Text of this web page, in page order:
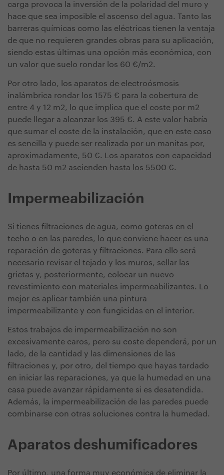
carga provoca la inversión de la polaridad del muro y
hace que sea imposible el ascenso del agua. Tanto las
barreras químicas como las eléctricas tienen la ventaja
de que no requieren grandes obras para su aplicación,
siendo estas últimas una opción más económica, con
un valor que suelo rondar los 60 €/m2.
Por otro lado, los aparatos de electroósmosis
inalámbrica rondar los 1575 € para la cobertura de
entre 4 y 12 m2, lo que implica que el coste por m2
puede llegar a alcanzar los 395 €. A este valor habría
que sumar el coste de la instalación, que en este caso
es sencilla y puede ser realizada por un manitas por,
aproximadamente, 50 €. Los aparatos con capacidad
de hasta 50 m2 ascienden hasta los 5500 €.
Impermeabilización
Si tienes filtraciones de agua, como goteras en el
techo o en las paredes, lo que conviene hacer es una
reparación de goteras y filtraciones. Para ello será
necesario revisar el tejado y los muros, sellar las
grietas y, posteriormente, colocar un nuevo
revestimiento con materiales impermeabilizantes. Lo
mejor es aplicar también una pintura
impermeabilizante y con fungicidas en el interior.
Estos trabajos de impermeabilización no son
excesivamente caros, pero su coste dependerá, por un
lado, de la cantidad y las dimensiones de las
filtraciones y, por otro, del tiempo que hayas tardado
en iniciar las reparaciones, ya que la humedad en una
casa puede avanzar rápidamente si es desatendida.
Además, la impermeabilización de las paredes puede
combinarse con otras soluciones contra la humedad.
Aparatos deshumificadores
Por último, una forma muy económica de eliminar la